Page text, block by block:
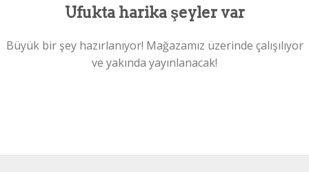
Ufukta harika şeyler var
Büyük bir şey hazırlanıyor! Mağazamız üzerinde çalışılıyor
ve yakında yayınlanacak!